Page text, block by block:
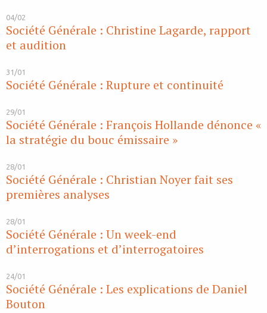
04/02
Société Générale : Christine Lagarde, rapport
et audition
31/01
Société Générale : Rupture et continuité
29/01
Société Générale : François Hollande dénonce «
la stratégie du bouc émissaire »
28/01
Société Générale : Christian Noyer fait ses
premières analyses
28/01
Société Générale : Un week-end
d’interrogations et d’interrogatoires
24/01
Société Générale : Les explications de Daniel
Bouton